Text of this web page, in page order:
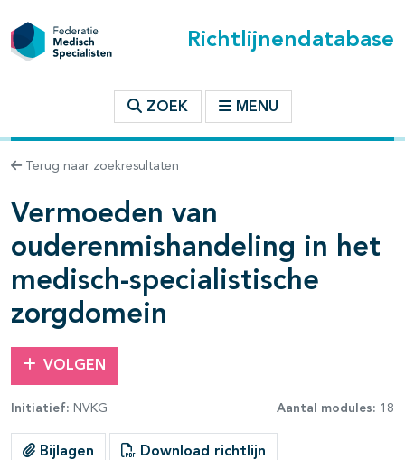
Richtlijnendatabase
ZOEK MENU
Terug naar zoekresultaten
Vermoeden van
ouderenmishandeling in het
medisch-specialistische
zorgdomein
VOLGEN
Initiatief: NVKG Aantal modules: 18
Bijlagen Download richtlijn
openklappen
open- en dichtklappen